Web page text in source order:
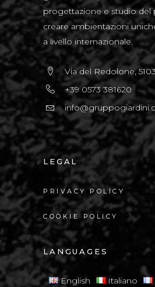
progettazione e studio del
creare ambientazioni
a livello internazionale.
Via del Redolone,
+39 0573 381620
LEGAL
PRIVACY POLICY
COOKIE POLICY
LANGUAGES
English Italiano